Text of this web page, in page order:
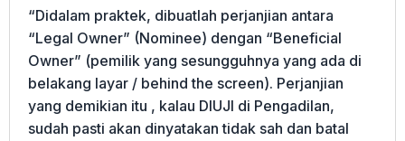
“Didalam praktek, dibuatlah perjanjian antara
“Legal Owner” (Nominee) dengan “Beneficial
Owner” (pemilik yang sesungguhnya yang ada di
belakang layar / behind the screen). Perjanjian
yang demikian itu , kalau DIUJI di Pengadilan,
sudah pasti akan dinyatakan tidak sah dan batal